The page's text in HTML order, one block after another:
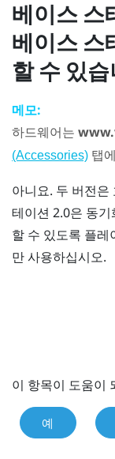
베이스 스
베이스 스
할 수 있
메모:
하드웨어는
(Accessories) 탭
아니요. 두 버전은
테이션 2.0은 동
할 수 있도록 플레
만 사용하십시오.
이 항목이 도움이
예